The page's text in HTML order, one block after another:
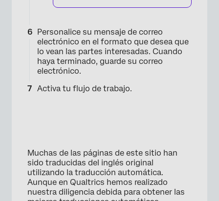
Personalice su mensaje de correo
electrónico en el formato que desea que
lo vean las partes interesadas. Cuando
haya terminado, guarde su correo
electrónico.
Activa tu flujo de trabajo.
Muchas de las páginas de este sitio han
sido traducidas del inglés original
utilizando la traducción automática.
Aunque en Qualtrics hemos realizado
nuestra diligencia debida para obtener las